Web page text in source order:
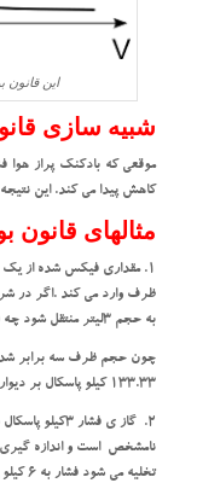
این قانون
شبیه سازی
موقعی که بادکنک پراز
کاهش پیدا می کند. این
مثالهای قانون
ظرف وارد می کند .اگر در
به حجم 3لیتر منتقل شود چه فشاری اعمال می کند؟
چون حجم ظرف سه برابر
133.33 کیلو پاسکال بر دیواره های ظرف وارد می کند.
2. گاز ی فشار
تخلیه